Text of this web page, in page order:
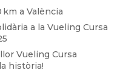
a València
a la Vueling Cursa
Vueling Cursa
història!